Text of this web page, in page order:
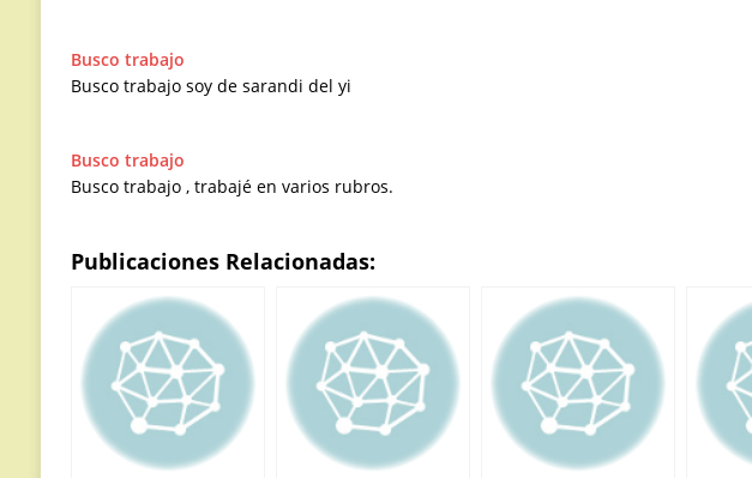
Busco trabajo
Busco trabajo soy de sarandi del yi
Busco trabajo
Busco trabajo , trabajé en varios rubros.
Publicaciones Relacionadas: